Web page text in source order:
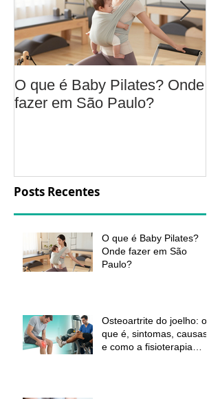
O que é Baby Pilates? Onde
fazer em São Paulo?
Posts Recentes
O que é Baby Pilates?
Onde fazer em São
Paulo?
Osteoartrite do joelho: o
que é, sintomas, causas
e como a fisioterapia